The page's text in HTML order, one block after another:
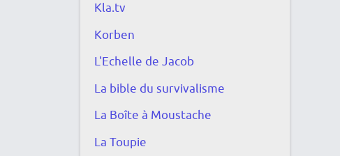
Kla.tv
Korben
L'Echelle de Jacob
La bible du survivalisme
La Boîte à Moustache
La Toupie